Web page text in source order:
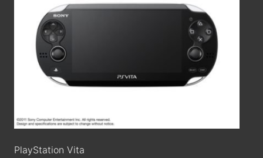
PlayStation Vita